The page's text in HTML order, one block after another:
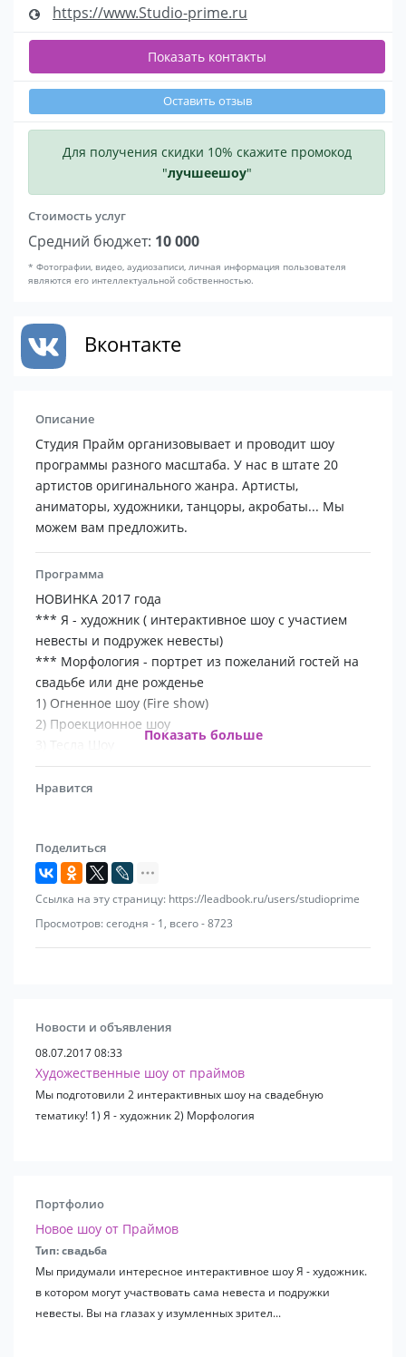
https://www.Studio-prime.ru
Показать контакты
Оставить отзыв
Для получения скидки 10% скажите промокод
"лучшеешоу"
Стоимость услуг
Средний бюджет: 10 000
* Фотографии, видео, аудиозаписи, личная информация пользователя
являются его интеллектуальной собственностью.
Вконтакте
Описание
Студия Прайм организовывает и проводит шоу
программы разного масштаба. У нас в штате 20
артистов оригинального жанра. Артисты,
аниматоры, художники, танцоры, акробаты... Мы
можем вам предложить.
Программа
НОВИНКА 2017 года
*** Я - художник ( интерактивное шоу с участием
невесты и подружек невесты)
*** Морфология - портрет из пожеланий гостей на
свадьбе или дне рожденье
1) Огненное шоу (Fire show)
2) Проекционное шоу
3) Тесла Шоу
4) Световые картины
5) Зеркальное фрик шоу
8) Выездной Бар и Тир
9) Шоу мыльных пузырей
10) Лазерное шоу
11) Лазермен шоу
12) Шоу гигантских мыльных пузырей
13) Человек пружинка
и мное другое...
Показать больше
Нравится
Поделиться
Ссылка на эту страницу: https://leadbook.ru/users/studioprime
Просмотров: сегодня - 1, всего - 8723
Новости и объявления
08.07.2017 08:33
Художественные шоу от праймов
Мы подготовили 2 интерактивных шоу на свадебную
тематику! 1) Я - художник 2) Морфология
Портфолио
Новое шоу от Праймов
Тип: свадьба
Мы придумали интересное интерактивное шоу Я - художник.
в котором могут участвовать сама невеста и подружки
невесты. Вы на глазах у изумленных зрител...